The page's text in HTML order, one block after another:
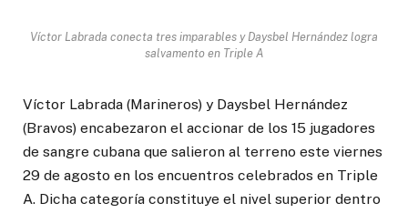
Víctor Labrada conecta tres imparables y Daysbel Hernández logra
salvamento en Triple A
Víctor Labrada (Marineros) y Daysbel Hernández
(Bravos) encabezaron el accionar de los 15 jugadores
de sangre cubana que salieron al terreno este viernes
29 de agosto en los encuentros celebrados en Triple
A. Dicha categoría constituye el nivel superior dentro